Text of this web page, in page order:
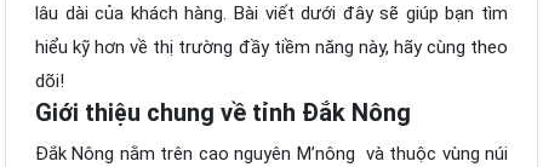
lâu dài của khách hàng. Bài viết dưới đây sẽ giúp bạn tìm
hiểu kỹ hơn về thị trường đầy tiềm năng này, hãy cùng theo
dõi!
Giới thiệu chung về tỉnh Đắk Nông
Đắk Nông nằm trên cao nguyên M’nông và thuộc vùng núi